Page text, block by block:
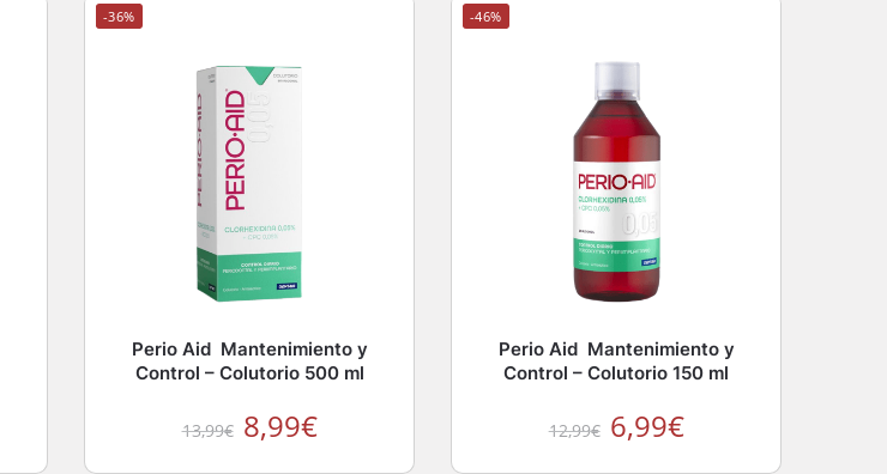
-36%
Perio Aid Mantenimiento y
Control – Colutorio 500 ml
13,99€ 8,99€
-46%
Perio Aid Mantenimiento y
Control – Colutorio 150 ml
12,99€ 6,99€